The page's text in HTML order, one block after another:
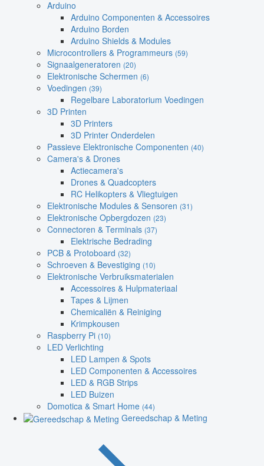
Arduino
Arduino Componenten & Accessoires
Arduino Borden
Arduino Shields & Modules
Microcontrollers & Programmeurs (59)
Signaalgeneratoren (20)
Elektronische Schermen (6)
Voedingen (39)
Regelbare Laboratorium Voedingen
3D Printen
3D Printers
3D Printer Onderdelen
Passieve Elektronische Componenten (40)
Camera's & Drones
Actiecamera's
Drones & Quadcopters
RC Helikopters & Vliegtuigen
Elektronische Modules & Sensoren (31)
Elektronische Opbergdozen (23)
Connectoren & Terminals (37)
Elektrische Bedrading
PCB & Protoboard (32)
Schroeven & Bevestiging (10)
Elektronische Verbruiksmaterialen
Accessoires & Hulpmateriaal
Tapes & Lijmen
Chemicaliën & Reiniging
Krimpkousen
Raspberry Pi (10)
LED Verlichting
LED Lampen & Spots
LED Componenten & Accessoires
LED & RGB Strips
LED Buizen
Domotica & Smart Home (44)
Gereedschap & Meting